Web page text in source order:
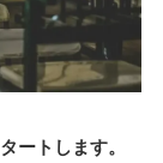
ートします。